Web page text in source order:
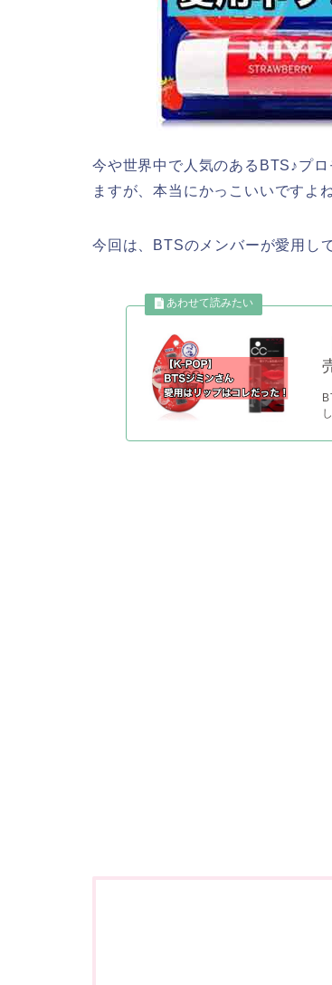
今や世界中で人気のあるBTS♪プ
ますが、本当にかっこいいですよ
今回は、BTSのメンバーが愛用し